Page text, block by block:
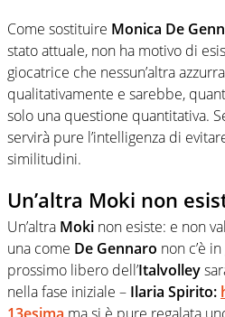
Come sostituire Monica De
stato attuale, non ha motivo di
giocatrice che nessun’altra
qualitativamente e sarebbe,
solo una questione quantitativa.
servirà pure l’intelligenza di
similitudini.
Un’altra Moki non
Un’altra Moki non esiste: e non
una come De Gennaro non c’è
prossimo libero dell’Italvolley
nella fase iniziale – Ilaria Spirito: